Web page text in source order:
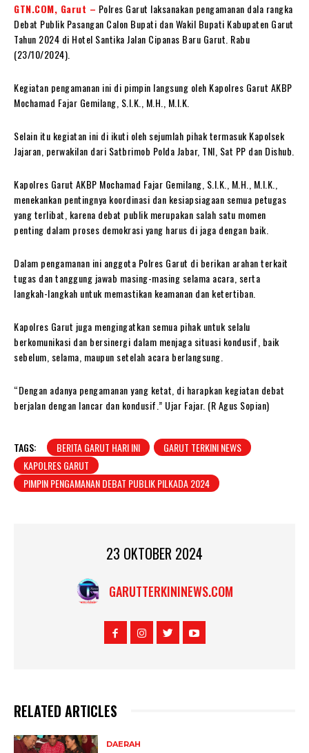
GTN.COM, Garut – Polres Garut laksanakan pengamanan dala rangka
Debat Publik Pasangan Calon Bupati dan Wakil Bupati Kabupaten Garut
Tahun 2024 di Hotel Santika Jalan Cipanas Baru Garut. Rabu
(23/10/2024).
Kegiatan pengamanan ini di pimpin langsung oleh Kapolres Garut AKBP
Mochamad Fajar Gemilang, S.I.K., M.H., M.I.K.
Selain itu kegiatan ini di ikuti oleh sejumlah pihak termasuk Kapolsek
Jajaran, perwakilan dari Satbrimob Polda Jabar, TNI, Sat PP dan Dishub.
Kapolres Garut AKBP Mochamad Fajar Gemilang, S.I.K., M.H., M.I.K.,
menekankan pentingnya koordinasi dan kesiapsiagaan semua petugas
yang terlibat, karena debat publik merupakan salah satu momen
penting dalam proses demokrasi yang harus di jaga dengan baik.
Dalam pengamanan ini anggota Polres Garut di berikan arahan terkait
tugas dan tanggung jawab masing-masing selama acara, serta
langkah-langkah untuk memastikan keamanan dan ketertiban.
Kapolres Garut juga mengingatkan semua pihak untuk selalu
berkomunikasi dan bersinergi dalam menjaga situasi kondusif, baik
sebelum, selama, maupun setelah acara berlangsung.
“Dengan adanya pengamanan yang ketat, di harapkan kegiatan debat
berjalan dengan lancar dan kondusif.” Ujar Fajar. (R Agus Sopian)
TAGS: BERITA GARUT HARI INI
GARUT TERKINI NEWS
KAPOLRES GARUT
PIMPIN PENGAMANAN DEBAT PUBLIK PILKADA 2024
23 OKTOBER 2024
GARUTTERKININEWS.COM
RELATED ARTICLES
DAERAH